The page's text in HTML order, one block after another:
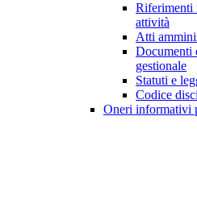
Riferimenti
attività
Atti
Documenti
gestionale
Statuti e
Codice
Oneri informativi